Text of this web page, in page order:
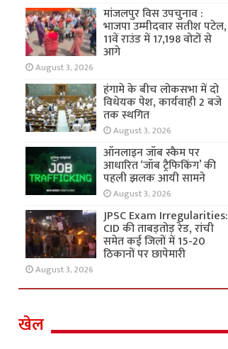
मांजलपुर विस उपचुनाव :
भाजपा उम्मीदवार सतीश पटेल,
11वें राउंड में 17,198 वोटों से
आगे
August 3, 2026
हंगामे के बीच लोकसभा में दो
विधेयक पेश, कार्यवाही 2 बजे
तक स्थगित
August 3, 2026
ऑनलाइन जॉब स्कैम पर
आधारित ‘जॉब ट्रैफिकिंग’ की
पहली झलक आयी सामने
August 3, 2026
JPSC Exam Irregularities:
CID की ताबड़तोड़ रेड, रांची
समेत कई जिलों में 15-20
ठिकानों पर छापेमारी
August 3, 2026
खेल